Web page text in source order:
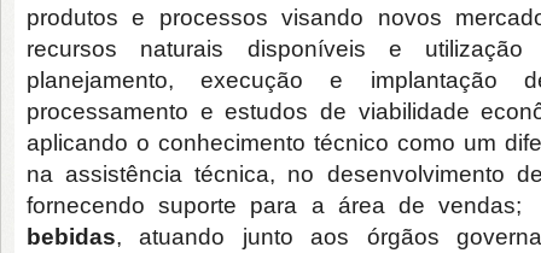
produtos e processos visando novos
recursos naturais disponíveis e
planejamento, execução e
processamento e estudos de viabilidade
aplicando o conhecimento técnico como um
na assistência técnica, no desenvolvimento
fornecendo suporte para a área de
bebidas, atuando junto aos órgãos